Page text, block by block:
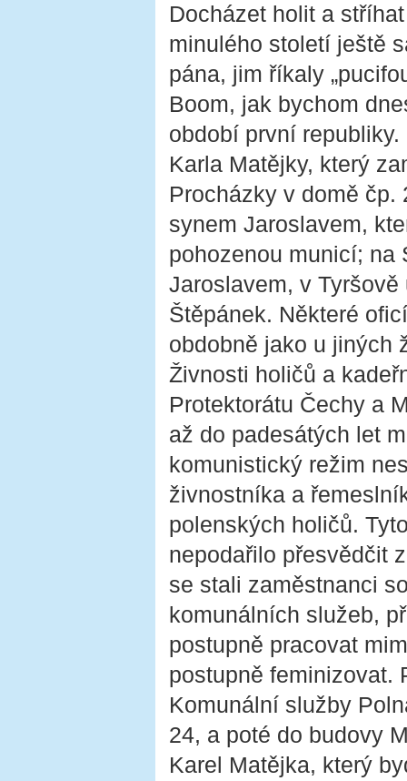
Docházet holit a
minulého století ještě
pána, jim říkaly
Boom, jak bychom
období první
Karla Matějky, který
Procházky v domě
synem Jaroslavem,
pohozenou municí; na
Jaroslavem, v
Štěpánek. Některé
obdobně jako u jiných
Živnosti holičů a
Protektorátu Čechy a
až do padesátých let
komunistický režim
živnostníka a
polenských holičů.
nepodařilo přesvědčit
se stali zaměstnanci
komunálních služeb,
postupně pracovat
postupně feminizovat.
Komunální služby
24, a poté do budovy
Karel Matějka, který